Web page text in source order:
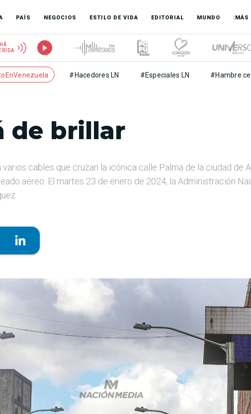
PAÍS NEGOCIOS ESTILO DE VIDA EDITORIAL MUNDO :MÁS
#Hacedores LN #Especiales LN #Hambre
de brillar
cables que cruzan la icónica calle Palma de la ciudad de
aéreo. El martes 23 de enero de 2024, la Administración